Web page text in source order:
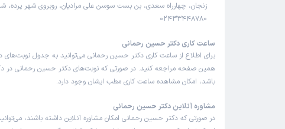
زنجان، چهارراه سعدی، بن بست سوسن علی مرادیان، روبروی شهر پرده،
02433448780
ساعت کاری دکتر حسین رحمانی
برای اطلاع از ساعت کاری دکتر حسین رحمانی می‌توانید به جدول نوبت‌های
همین صفحه مراجعه کنید. در صورتی که نوبت‌های دکتر حسین رحمانی در
باشد، امکان مشاهده ساعت کاری مطب ایشان وجود دارد.
مشاوره آنلاین دکتر حسین رحمانی
در صورتی که دکتر حسین رحمانی امکان مشاوره آنلاین داشته باشند،